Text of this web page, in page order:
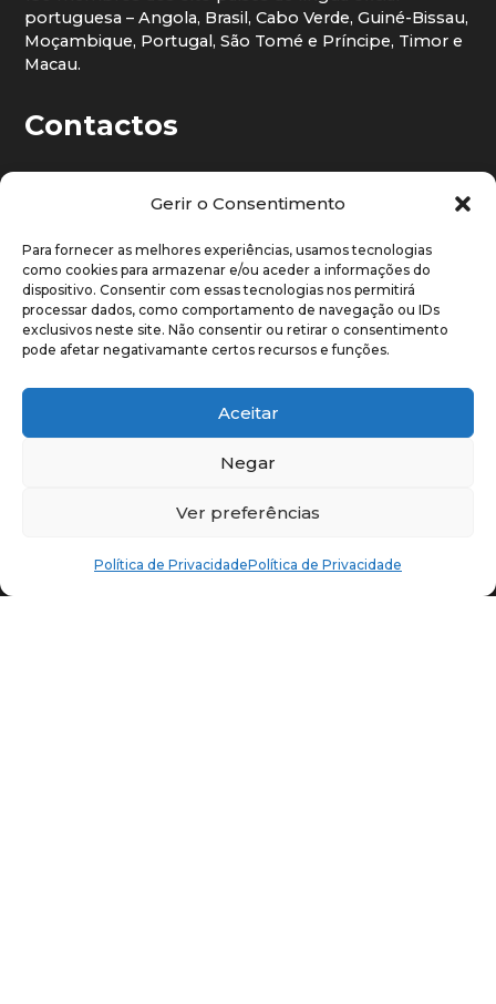
Gerir o Consentimento
Para fornecer as melhores experiências, usamos tecnologias
como cookies para armazenar e/ou aceder a informações do
dispositivo. Consentir com essas tecnologias nos permitirá
processar dados, como comportamento de navegação ou IDs
exclusivos neste site. Não consentir ou retirar o consentimento
pode afetar negativamante certos recursos e funções.
Aceitar
Negar
Ver preferências
Política de PrivacidadePolítica de Privacidade
portuguesa – Angola, Brasil, Cabo Verde, Guiné-Bissau,
Moçambique, Portugal, São Tomé e Príncipe, Timor e
Macau.
Contactos

Avenida Santos Dumont, 67, 2.º
1050-203 Lisboa, Portugal
 E-mail